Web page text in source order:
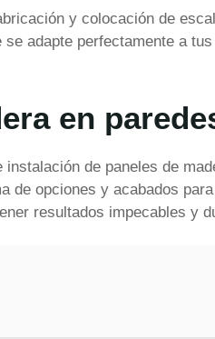
y colocación de
adapte perfectamente a
en
de paneles de
opciones y acabados
resultados impecables y